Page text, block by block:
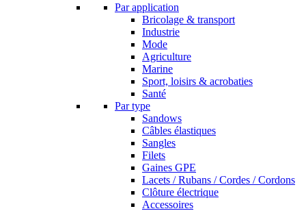
Par application
Bricolage & transport
Industrie
Mode
Agriculture
Marine
Sport, loisirs & acrobaties
Santé
Par type
Sandows
Câbles élastiques
Sangles
Filets
Gaines GPE
Lacets / Rubans / Cordes / Cordons
Clôture électrique
Accessoires